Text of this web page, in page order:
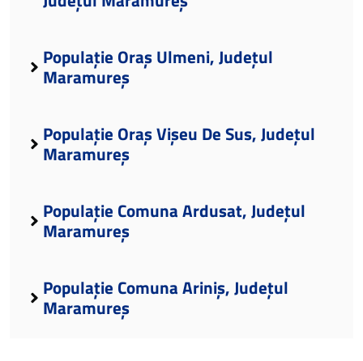
Populație Oraș Ulmeni, Județul
Maramureș
Populație Oraș Vișeu De Sus, Județul
Maramureș
Populație Comuna Ardusat, Județul
Maramureș
Populație Comuna Ariniș, Județul
Maramureș